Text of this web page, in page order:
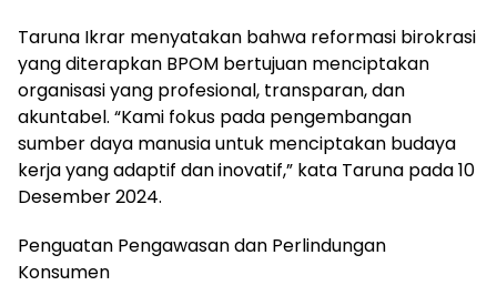
Taruna Ikrar menyatakan bahwa reformasi birokrasi
yang diterapkan BPOM bertujuan menciptakan
organisasi yang profesional, transparan, dan
akuntabel. “Kami fokus pada pengembangan
sumber daya manusia untuk menciptakan budaya
kerja yang adaptif dan inovatif,” kata Taruna pada 10
Desember 2024.
Penguatan Pengawasan dan Perlindungan
Konsumen